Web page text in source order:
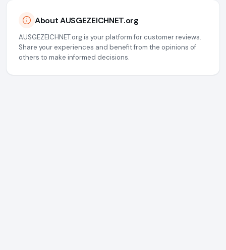
About AUSGEZEICHNET.org
AUSGEZEICHNET.org is your platform for customer reviews.
Share your experiences and benefit from the opinions of
others to make informed decisions.